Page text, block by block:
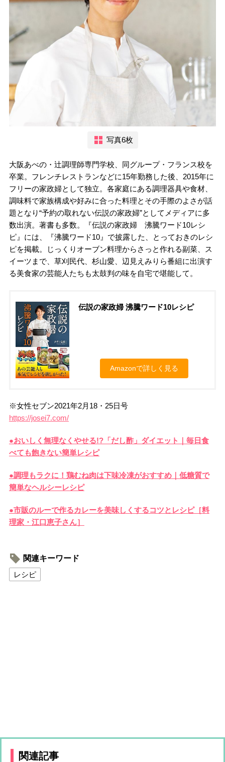
写真6枚
大阪あべの・辻調理師専門学校、同グループ・フランス校を
卒業。フレンチレストランなどに15年勤務した後、2015年に
フリーの家政婦として独立。各家庭にある調理器具や食材、
調味料で家族構成や好みに合った料理とその手際のよさが話
題となり“予約の取れない伝説の家政婦”としてメディアに多
数出演。著書も多数。『伝説の家政婦 沸騰ワード10レシ
ピ』には、『沸騰ワード10』で披露した、とっておきのレシ
ピを掲載。じっくりオーブン料理からさっと作れる副菜、ス
イーツまで、草刈民代、杉山愛、辺見えみりら番組に出演す
る美食家の芸能人たちも太鼓判の味を自宅で堪能して。
伝説の家政婦 沸騰ワード10レシピ
Amazonで詳しく見る
※女性セブン2021年2月18・25日号
https://josei7.com/
●おいしく無理なくやせる!?「だし酢」ダイエット｜毎日食
べても飽きない簡単レシピ
●調理もラクに！鶏むね肉は下味冷凍がおすすめ｜低糖質で
簡単なヘルシーレシピ
●市販のルーで作るカレーを美味しくするコツとレシピ［料
理家・江口恵子さん］
関連キーワード
レシピ
関連記事